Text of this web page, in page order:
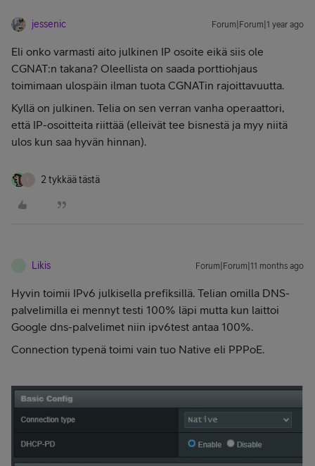
jessenic Forum|Forum|1 year ago
Eli onko varmasti aito julkinen IP osoite eikä siis ole
CGNAT:n takana? Oleellista on saada porttiohjaus
toimimaan ulospäin ilman tuota CGNATin rajoittavuutta.
Kyllä on julkinen. Telia on sen verran vanha operaattori,
että IP-osoitteita riittää (elleivät tee bisnestä ja myy niitä
ulos kun saa hyvän hinnan).
2 tykkää tästä
Likis Forum|Forum|11 months ago
Hyvin toimii IPv6 julkisella prefiksillä. Telian omilla DNS-
palvelimilla ei mennyt testi 100% läpi mutta kun laittoi
Google dns-palvelimet niin ipv6test antaa 100%.
Connection typenä toimi vain tuo Native eli PPPoE.